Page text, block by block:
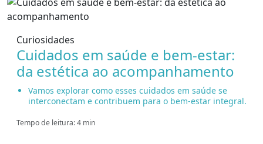
Curiosidades
Cuidados em saúde e bem-estar:
da estética ao acompanhamento
Vamos explorar como esses cuidados em saúde se
interconectam e contribuem para o bem-estar integral.
Tempo de leitura: 4 min